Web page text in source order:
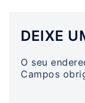
DEIXE
O seu
Campos